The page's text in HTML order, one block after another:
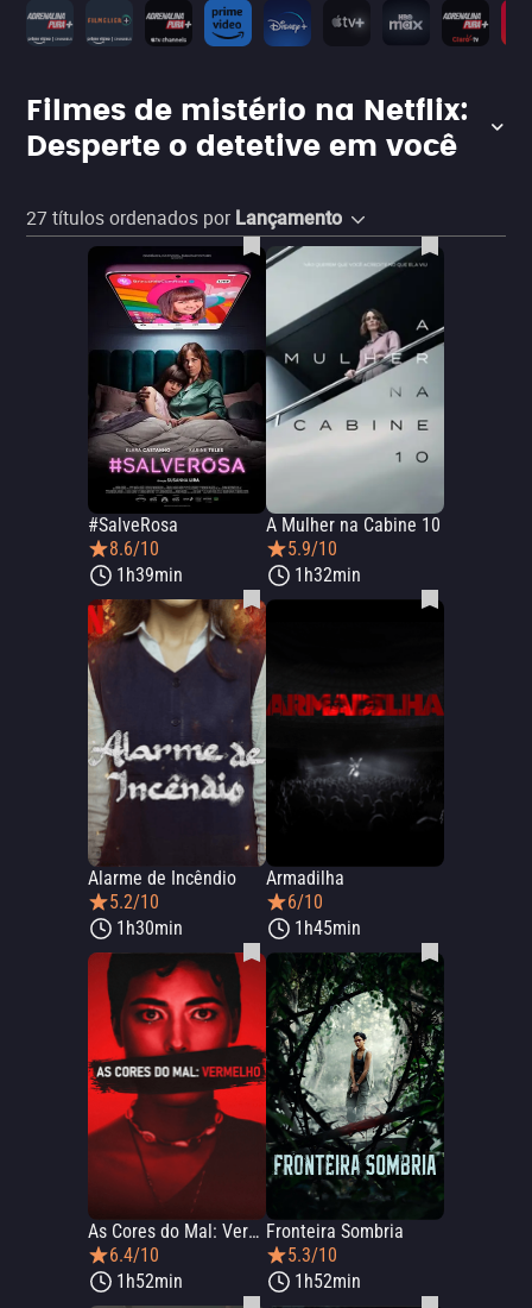
Filmes de mistério na Netflix:
Desperte o detetive em você
27 títulos ordenados por Lançamento
#SalveRosa
8.6/10
1h39min
A Mulher na Cabine 10
5.9/10
1h32min
Alarme de Incêndio
5.2/10
1h30min
Armadilha
6/10
1h45min
As Cores do Mal: Vermelho
6.4/10
1h52min
Fronteira Sombria
5.3/10
1h52min